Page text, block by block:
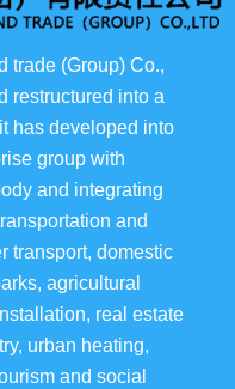
trade (Group) Co.,
restructured into a
has developed into
group with
and integrating
and
transport, domestic
agricultural
real estate
urban heating,
and social